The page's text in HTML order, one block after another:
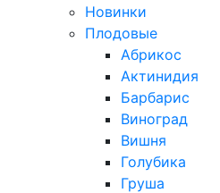
Новинки
Плодовые
Абрикос
Актинидия
Барбарис
Виноград
Вишня
Голубика
Груша